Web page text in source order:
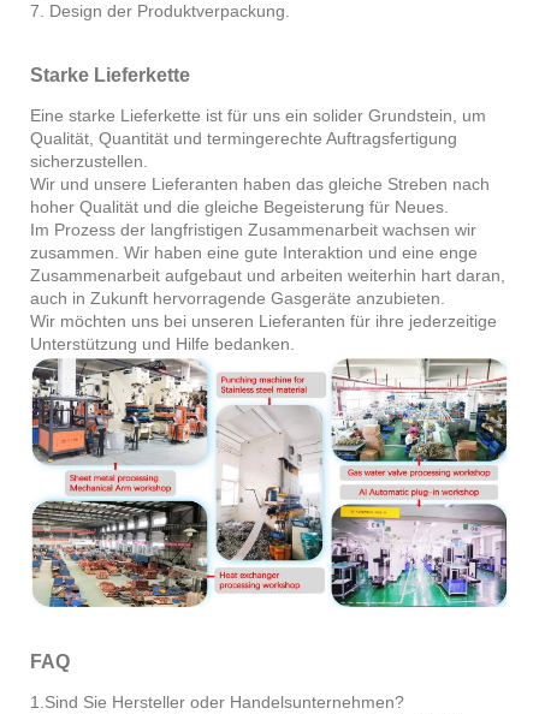
7. Design der Produktverpackung.
Starke Lieferkette
Eine starke Lieferkette ist für uns ein solider Grundstein, um
Qualität, Quantität und termingerechte Auftragsfertigung
sicherzustellen.
Wir und unsere Lieferanten haben das gleiche Streben nach
hoher Qualität und die gleiche Begeisterung für Neues.
Im Prozess der langfristigen Zusammenarbeit wachsen wir
zusammen. Wir haben eine gute Interaktion und eine enge
Zusammenarbeit aufgebaut und arbeiten weiterhin hart daran,
auch in Zukunft hervorragende Gasgeräte anzubieten.
Wir möchten uns bei unseren Lieferanten für ihre jederzeitige
Unterstützung und Hilfe bedanken.
FAQ
1.Sind Sie Hersteller oder Handelsunternehmen?